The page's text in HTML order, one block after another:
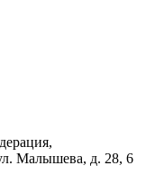
Малышева, д. 28, 6